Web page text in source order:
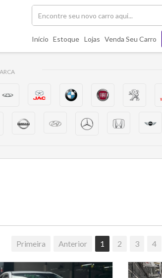
Início Estoque Lojas Venda Seu Carro
Primeira Anterior 1 2 3 4